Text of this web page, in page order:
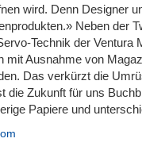
wird. Denn Designer
Neben der
Technik der Ventura
mit Ausnahme von
Das verkürzt die
die Zukunft für uns
Papiere und